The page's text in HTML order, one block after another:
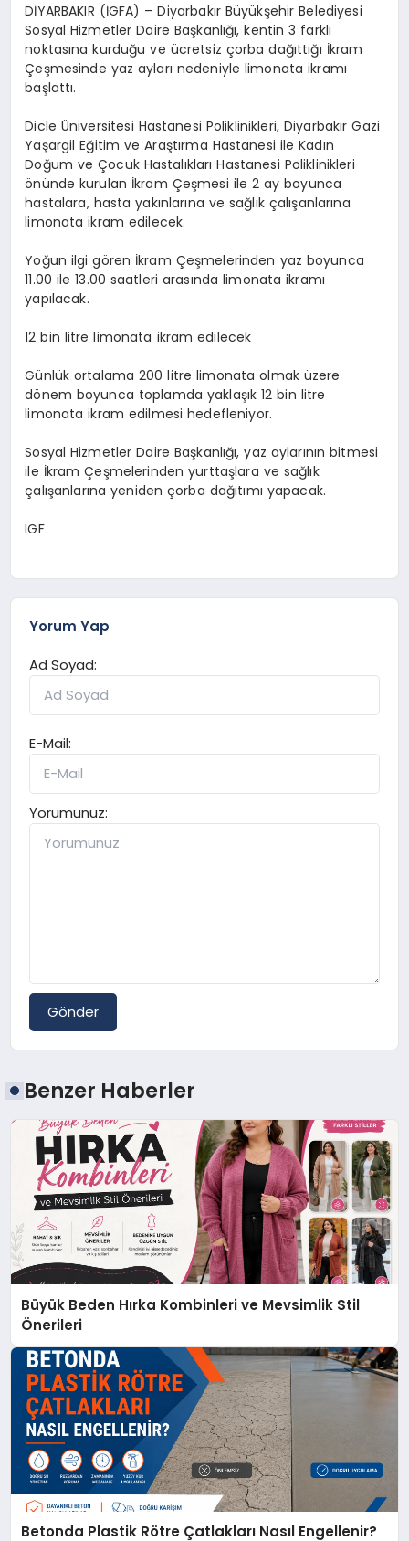
DİYARBAKIR (İGFA) – Diyarbakır Büyükşehir Belediyesi
Sosyal Hizmetler Daire Başkanlığı, kentin 3 farklı
noktasına kurduğu ve ücretsiz çorba dağıttığı İkram
Çeşmesinde yaz ayları nedeniyle limonata ikramı
başlattı.
Dicle Üniversitesi Hastanesi Poliklinikleri, Diyarbakır Gazi
Yaşargil Eğitim ve Araştırma Hastanesi ile Kadın
Doğum ve Çocuk Hastalıkları Hastanesi Poliklinikleri
önünde kurulan İkram Çeşmesi ile 2 ay boyunca
hastalara, hasta yakınlarına ve sağlık çalışanlarına
limonata ikram edilecek.
Yoğun ilgi gören İkram Çeşmelerinden yaz boyunca
11.00 ile 13.00 saatleri arasında limonata ikramı
yapılacak.
12 bin litre limonata ikram edilecek
Günlük ortalama 200 litre limonata olmak üzere
dönem boyunca toplamda yaklaşık 12 bin litre
limonata ikram edilmesi hedefleniyor.
Sosyal Hizmetler Daire Başkanlığı, yaz aylarının bitmesi
ile İkram Çeşmelerinden yurttaşlara ve sağlık
çalışanlarına yeniden çorba dağıtımı yapacak.
IGF
Yorum Yap
Ad Soyad:
E-Mail:
Yorumunuz:
Gönder
Benzer Haberler
Büyük Beden Hırka Kombinleri ve Mevsimlik Stil
Önerileri
Betonda Plastik Rötre Çatlakları Nasıl Engellenir?